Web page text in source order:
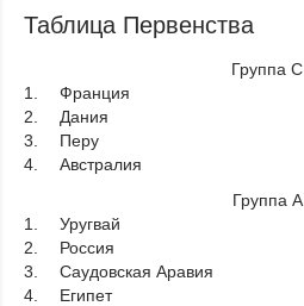
Таблица Первенства
Группа C
1.
Франция
2.
Дания
3.
Перу
4.
Австралия
Группа A
1.
Уругвай
2.
Россия
3.
Саудовская Аравия
4.
Египет